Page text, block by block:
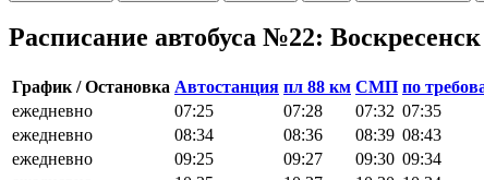
Расписание автобуса №22:
График / Остановка Автостанция пл 88 км СМП по
ежедневно
07:25 07:28 07:32 07:35
ежедневно
08:34 08:36 08:39 08:43
ежедневно
09:25 09:27 09:30 09:34